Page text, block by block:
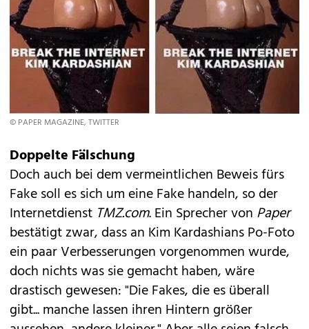
© PAPER MAGAZINE, TWITTER
Doppelte Fälschung
Doch auch bei dem vermeintlichen Beweis fürs
Fake soll es sich um eine Fake handeln, so der
Internetdienst TMZ.com. Ein Sprecher von Paper
bestätigt zwar, dass an Kim Kardashians Po-Foto
ein paar Verbesserungen vorgenommen wurde,
doch nichts was sie gemacht haben, wäre
drastisch gewesen: "Die Fakes, die es überall
gibt... manche lassen ihren Hintern größer